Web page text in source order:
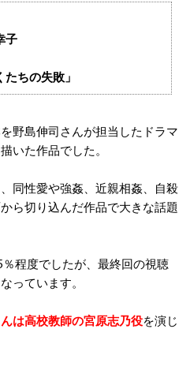
子
ちの失敗」
野島伸司さんが担当したドラマ
いた作品でした。
同性愛や強姦、近親相姦、自殺
ら切り込んだ作品で大きな話題
程度でしたが、最終回の視聴
っています。
は高校教師の宮原志乃役を演じ